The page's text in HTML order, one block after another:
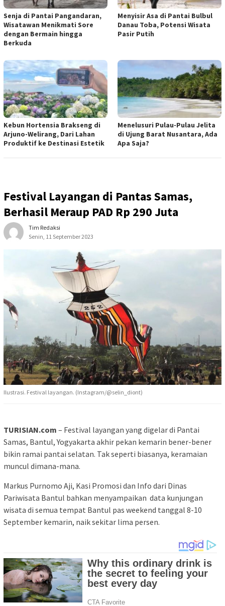
Senja di Pantai Pangandaran,
Wisatawan Menikmati Sore
dengan Bermain hingga
Berkuda
Menyisir Asa di Pantai Bulbul
Danau Toba, Potensi Wisata
Pasir Putih
Kebun Hortensia Brakseng di
Arjuno-Welirang, Dari Lahan
Produktif ke Destinasi Estetik
Menelusuri Pulau-Pulau Jelita
di Ujung Barat Nusantara, Ada
Apa Saja?
Festival Layangan di Pantas Samas,
Berhasil Meraup PAD Rp 290 Juta
Tim Redaksi
Senin, 11 September 2023
Ilustrasi. Festival layangan. (Instagram/@selin_diont)
TURISIAN.com – Festival layangan yang digelar di Pantai
Samas, Bantul, Yogyakarta akhir pekan kemarin bener-bener
bikin ramai pantai selatan. Tak seperti biasanya, keramaian
muncul dimana-mana.
Markus Purnomo Aji, Kasi Promosi dan Info dari Dinas
Pariwisata Bantul bahkan menyampaikan data kunjungan
wisata di semua tempat Bantul pas weekend tanggal 8-10
September kemarin, naik sekitar lima persen.